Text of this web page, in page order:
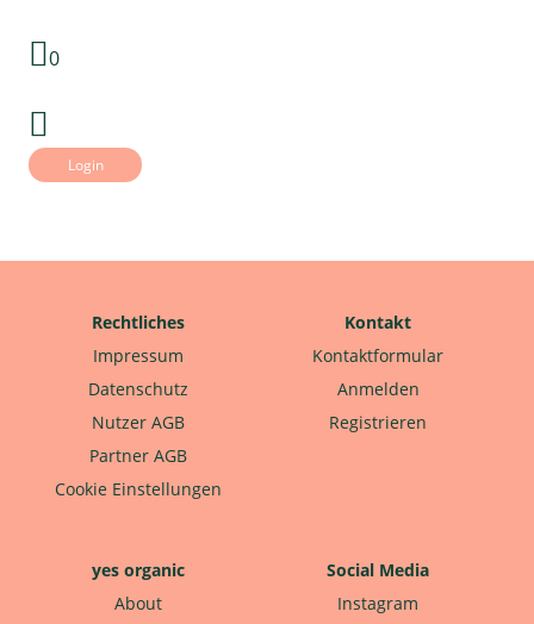
0
Login
Rechtliches
Impressum
Datenschutz
Nutzer AGB
Partner AGB
Cookie Einstellungen
Kontakt
Kontaktformular
Anmelden
Registrieren
yes organic
About
Social Media
Instagram